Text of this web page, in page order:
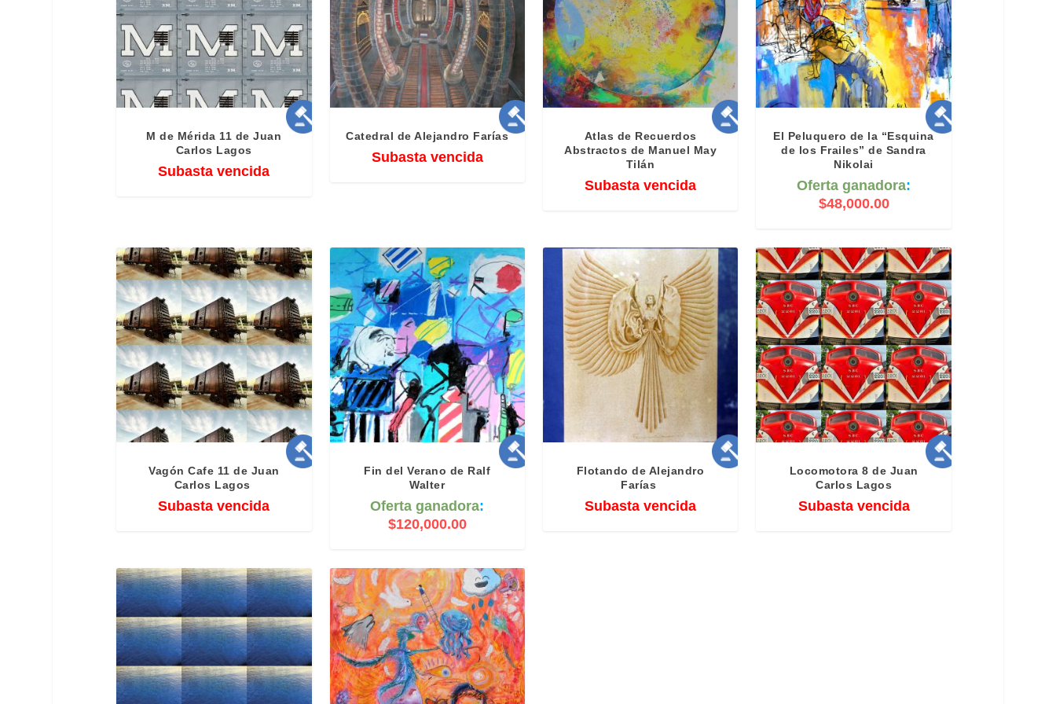
l
e
M de Mérida 11 de Juan
Carlos Lagos
Subasta vencida
Catedral de Alejandro Farías
Subasta vencida
Atlas de Recuerdos
Abstractos de Manuel May
Tilán
Subasta vencida
El Peluquero de la “Esquina
de los Frailes” de Sandra
Nikolai
Oferta ganadora:
$48,000.00
Vagón Cafe 11 de Juan
Carlos Lagos
Subasta vencida
Fin del Verano de Ralf
Walter
Oferta ganadora:
$120,000.00
Flotando de Alejandro
Farías
Subasta vencida
Locomotora 8 de Juan
Carlos Lagos
Subasta vencida